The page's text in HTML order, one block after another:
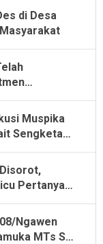
di Desa
Muspika
Sengketa
Pertanyaan
Ngawen
MTs Se-